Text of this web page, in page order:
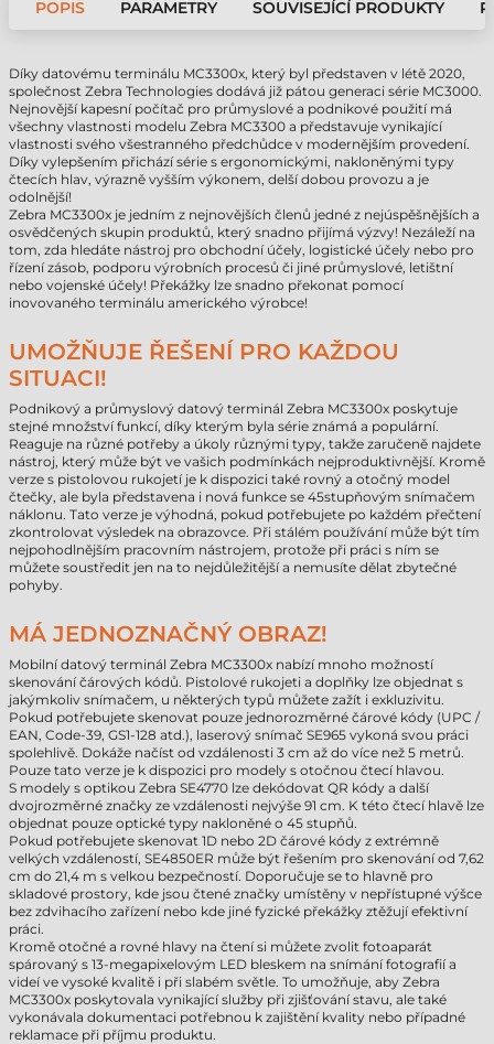
POPIS PARAMETRY SOUVISEJÍCÍ PRODUKTY
Díky datovému terminálu MC3300x, který byl představen v létě 2020,
společnost Zebra Technologies dodává již pátou generaci série MC3000.
Nejnovější kapesní počítač pro průmyslové a podnikové použití má
všechny vlastnosti modelu Zebra MC3300 a představuje vynikající
vlastnosti svého všestranného předchůdce v modernějším provedení.
Díky vylepšením přichází série s ergonomickými, nakloněnými typy
čtecích hlav, výrazně vyšším výkonem, delší dobou provozu a je
odolnější!
Zebra MC3300x je jedním z nejnovějších členů jedné z nejúspěšnějších a
osvědčených skupin produktů, který snadno přijímá výzvy! Nezáleží na
tom, zda hledáte nástroj pro obchodní účely, logistické účely nebo pro
řízení zásob, podporu výrobních procesů či jiné průmyslové, letištní
nebo vojenské účely! Překážky lze snadno překonat pomocí
inovovaného terminálu amerického výrobce!
UMOŽŇUJE ŘEŠENÍ PRO KAŽDOU
SITUACI!
Podnikový a průmyslový datový terminál Zebra MC3300x poskytuje
stejné množství funkcí, díky kterým byla série známá a populární.
Reaguje na různé potřeby a úkoly různými typy, takže zaručeně najdete
nástroj, který může být ve vašich podmínkách nejproduktivnější. Kromě
verze s pistolovou rukojetí je k dispozici také rovný a otočný model
čtečky, ale byla představena i nová funkce se 45stupňovým snímačem
náklonu. Tato verze je výhodná, pokud potřebujete po každém přečtení
zkontrolovat výsledek na obrazovce. Při stálém používání může být tím
nejpohodlnějším pracovním nástrojem, protože při práci s ním se
můžete soustředit jen na to nejdůležitější a nemusíte dělat zbytečné
pohyby.
MÁ JEDNOZNAČNÝ OBRAZ!
Mobilní datový terminál Zebra MC3300x nabízí mnoho možností
skenování čárových kódů. Pistolové rukojeti a doplňky lze objednat s
jakýmkoliv snímačem, u některých typů můžete zažít i exkluzivitu.
Pokud potřebujete skenovat pouze jednorozměrné čárové kódy (UPC /
EAN, Code-39, GS1-128 atd.), laserový snímač SE965 vykoná svou práci
spolehlivě. Dokáže načíst od vzdálenosti 3 cm až do více než 5 metrů.
Pouze tato verze je k dispozici pro modely s otočnou čtecí hlavou.
S modely s optikou Zebra SE4770 lze dekódovat QR kódy a další
dvojrozměrné značky ze vzdálenosti nejvýše 91 cm. K této čtecí hlavě lze
objednat pouze optické typy nakloněné o 45 stupňů.
Pokud potřebujete skenovat 1D nebo 2D čárové kódy z extrémně
velkých vzdáleností, SE4850ER může být řešením pro skenování od 7,62
cm do 21,4 m s velkou bezpečností. Doporučuje se to hlavně pro
skladové prostory, kde jsou čtené značky umístěny v nepřístupné výšce
bez zdvihacího zařízení nebo kde jiné fyzické překážky ztěžují efektivní
práci.
Kromě otočné a rovné hlavy na čtení si můžete zvolit fotoaparát
spárovaný s 13-megapixelovým LED bleskem na snímání fotografií a
videí ve vysoké kvalitě i při slabém světle. To umožňuje, aby Zebra
MC3300x poskytovala vynikající služby při zjišťování stavu, ale také
vykonávala dokumentaci potřebnou k zajištění kvality nebo případné
reklamace při příjmu produktu.